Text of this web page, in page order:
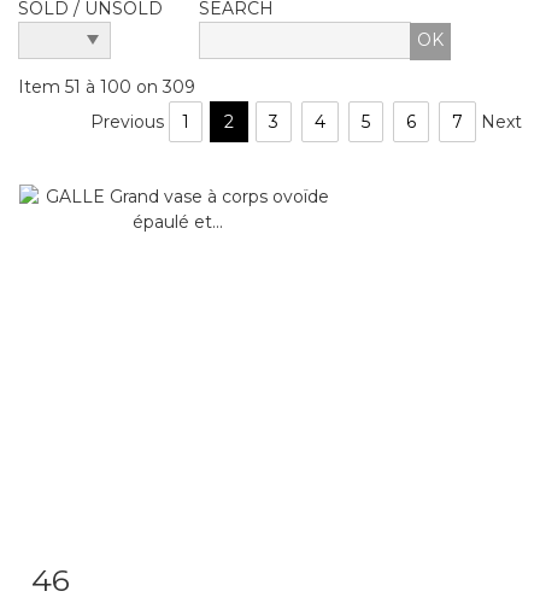
SOLD / UNSOLD
SEARCH
Item 51 à 100 on 309
Previous
1 2 3 4 5 6 7 Next
Item detail
46